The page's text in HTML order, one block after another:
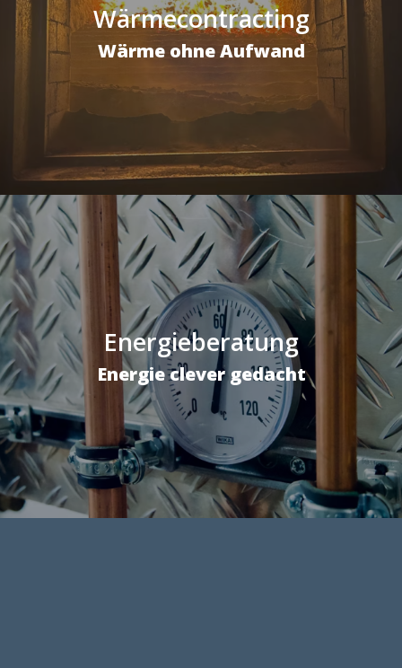
Wärmecontracting
Wärme ohne Aufwand
Energieberatung
Energie clever gedacht